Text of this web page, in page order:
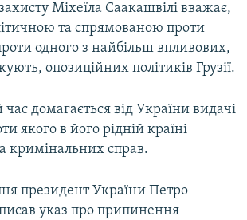
Міхеїла Саакашвілі вважає,
та спрямованою проти
одного з найбільш впливових,
опозиційних політиків Грузії.
час домагається від України видачі
якого в його рідній країні
кримінальних справ.
президент України Петро
указ про припинення